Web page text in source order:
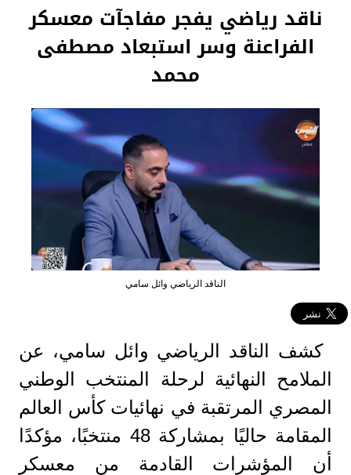
ناقد رياضي يفجر مفاجآت معسكر
الفراعنة وسر استبعاد مصطفى
محمد
الناقد الرياضي وائل سامي
كشف الناقد الرياضي وائل سامي، عن
الملامح النهائية لرحلة المنتخب الوطني
المصري المرتقبة في نهائيات كأس العالم
المقامة حاليًا بمشاركة 48 منتخبًا، مؤكدًا
أن المؤشرات القادمة من معسكر